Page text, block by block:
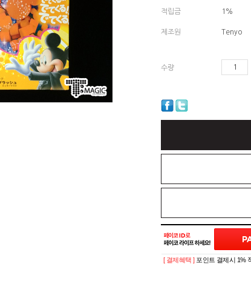
적립금 1%
제조원 Tenyo
수량
[ 결제혜택 ] 포인트 결제시 1%